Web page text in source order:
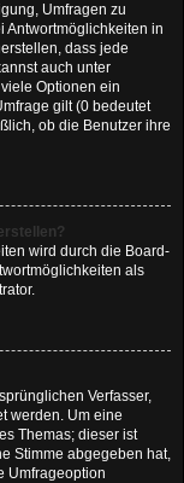
Umfragen zu
Antwortmöglichkeiten in
dass jede
auch unter
Optionen ein
gilt (0 bedeutet
ob die Benutzer ihre
wird durch die Board-
als
Verfasser,
werden. Um eine
Themas; dieser ist
Stimme abgegeben hat,
Umfrageoption